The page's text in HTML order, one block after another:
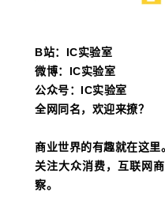
B站：IC实验室
微博：IC实验室
公众号：IC实验室
全网同名，欢迎来撩？
商业世界的有趣就在这里。
关注大众消费，互联网
察。